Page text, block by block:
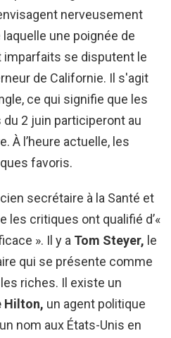
nerveusement
une poignée de
se disputent le
de Californie. Il s'agit
ce qui signifie que les
2 juin participeront au
À l’heure actuelle, les
favoris.
secrétaire à la Santé et
les critiques ont qualifié d’«
». Il y a Tom Steyer, le
qui se présente comme
riches. Il existe un
Hilton, un agent politique
nom aux États-Unis en